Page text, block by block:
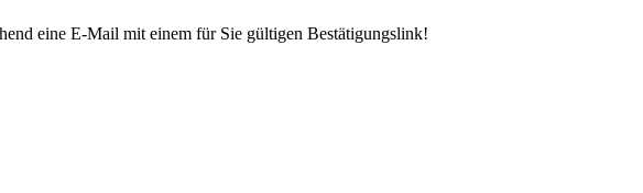
eine E-Mail mit einem für Sie gültigen Bestätigungslink!